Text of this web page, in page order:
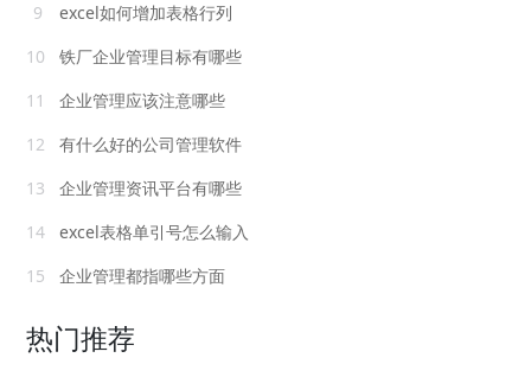
9
excel如何增加表格行列
10
铁厂企业管理目标有哪些
11
企业管理应该注意哪些
12
有什么好的公司管理软件
13
企业管理资讯平台有哪些
14
excel表格单引号怎么输入
15
企业管理都指哪些方面
热门推荐